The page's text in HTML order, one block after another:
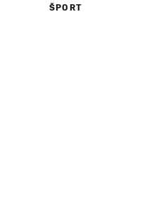
ŠPORT